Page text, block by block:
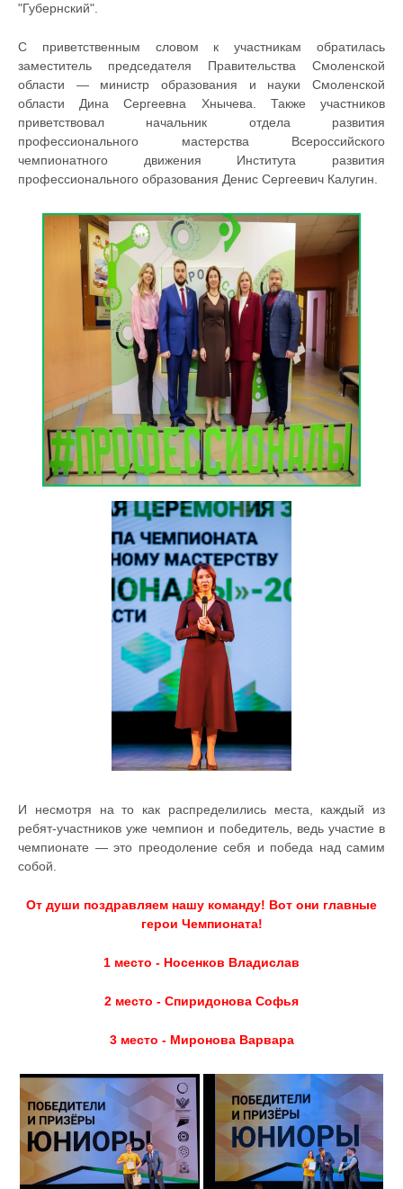
"Губернский".
С приветственным словом к участникам обратилась
заместитель председателя Правительства Смоленской
области — министр образования и науки Смоленской
области Дина Сергеевна Хнычева. Также участников
приветствовал начальник отдела развития
профессионального мастерства Всероссийского
чемпионатного движения Института развития
профессионального образования Денис Сергеевич Калугин.
И несмотря на то как распределились места, каждый из
ребят-участников уже чемпион и победитель, ведь участие в
чемпионате — это преодоление себя и победа над самим
собой.
От души поздравляем нашу команду! Вот они главные
герои Чемпионата!
1 место - Носенков Владислав
2 место - Спиридонова Софья
3 место - Миронова Варвара